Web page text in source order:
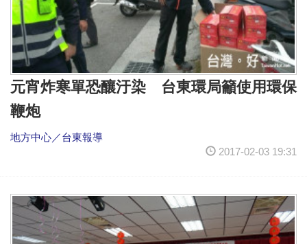
元宵炸寒單恐釀汙染 台東環局籲使用環保
鞭炮
地方中心／台東報導
2017-02-03 19:31